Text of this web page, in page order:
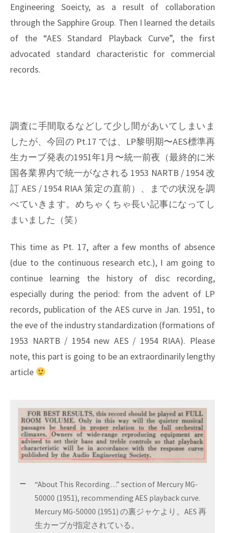
Engineering Soeicty, as a result of collaboration
through the Sapphire Group. Then I learned the details
of the “AES Standard Playback Curve”, the first
advocated standard characteristic for commercial
records.
調査に手間取るなどして少し間があいてしまいま
したが、今回の Pt.17 では、LP黎明期〜AES標準再
生カーブ発表の1951年1月〜統一前夜（最終的に米
国各業界内で統一がなされる 1953 NARTB / 1954 改
訂 AES / 1954 RIAA 策定の直前）、までの状況を調
べていきます。めちゃくちゃ長い記事になってし
まいました（笑）
This time as Pt. 17, after a few months of absence
(due to the continuous research etc.), I am going to
continue learning the history of disc recording,
especially during the period: from the advent of LP
records, publication of the AES curve in Jan. 1951, to
the eve of the industry standardization (formations of
1953 NARTB / 1954 new AES / 1954 RIAA). Please
note, this part is going to be an extraordinarily lengthy
article
“About This Recording…” section of Mercury MG-
50000 (1951), recommending AES playback curve.
Mercury MG-50000 (1951) の裏ジャケより。AES 再
生カーブが指定されている。